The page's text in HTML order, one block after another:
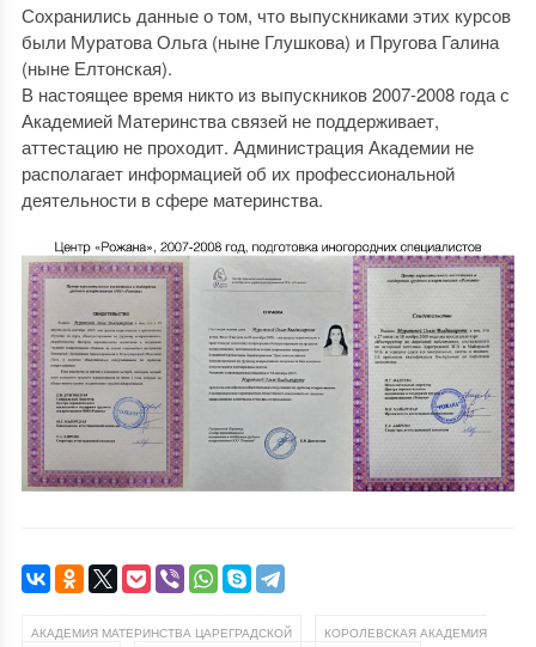
Сохранились данные о том, что выпускниками этих курсов
были Муратова Ольга (ныне Глушкова) и Пругова Галина
(ныне Елтонская).
В настоящее время никто из выпускников 2007-2008 года с
Академией Материнства связей не поддерживает,
аттестацию не проходит. Администрация Академии не
располагает информацией об их профессиональной
деятельности в сфере материнства.
АКАДЕМИЯ МАТЕРИНСТВА ЦАРЕГРАДСКОЙ КОРОЛЕВСКАЯ АКАДЕМИЯ